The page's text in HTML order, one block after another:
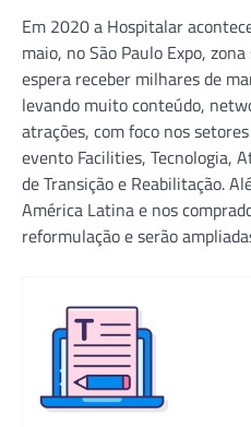
Em 2020 a Hospitalar
maio, no São Paulo Expo,
espera receber milhares de
levando muito conteúdo,
atrações, com foco nos
evento Facilities, Tecnologia,
de Transição e Reabilitação.
América Latina e nos
reformulação e serão